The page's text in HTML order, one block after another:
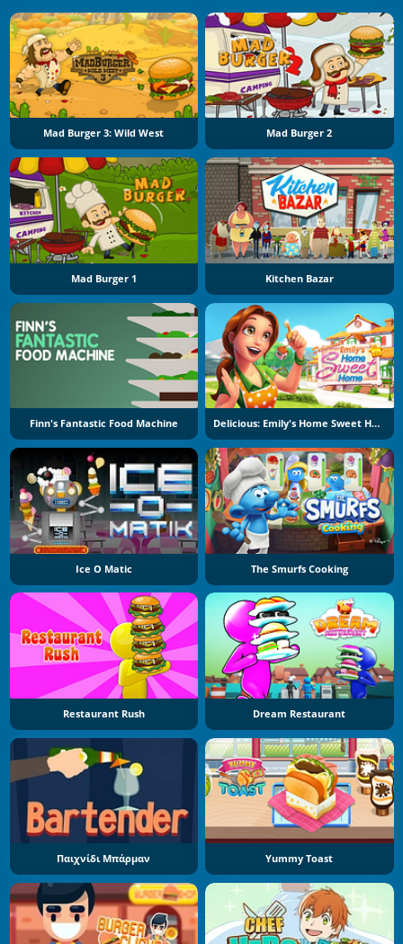
Mad Burger 3: Wild West Mad Burger 2
Mad Burger 1 Kitchen Bazar
Finn's Fantastic Food Machine Delicious: Emily's Home Sweet Home
Ice O Matic The Smurfs Cooking
Restaurant Rush Dream Restaurant
Παιχνίδι Μπάρμαν Yummy Toast